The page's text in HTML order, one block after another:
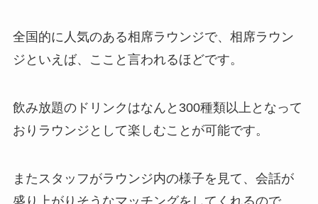
全国的に人気のある相席ラウンジで、相席ラウン
ジといえば、ここと言われるほどです。
飲み放題のドリンクはなんと300種類以上となって
おりラウンジとして楽しむことが可能です。
またスタッフがラウンジ内の様子を見て、会話が
盛り上がりそうなマッチングをしてくれるので、